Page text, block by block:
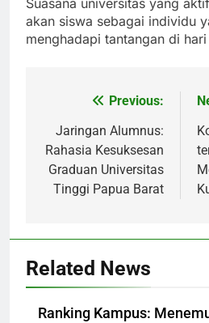
Suasana universitas yang
akan siswa sebagai individu
menghadapi tantangan di
navigation
Previous:
Jaringan Alumnus:
Rahasia Kesuksesan
Graduan Universitas
Tinggi Papua Barat
Related News
Ranking Kampus: